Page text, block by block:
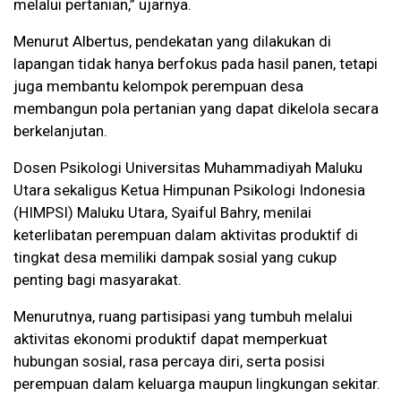
melalui pertanian,” ujarnya.
Menurut Albertus, pendekatan yang dilakukan di
lapangan tidak hanya berfokus pada hasil panen, tetapi
juga membantu kelompok perempuan desa
membangun pola pertanian yang dapat dikelola secara
berkelanjutan.
Dosen Psikologi Universitas Muhammadiyah Maluku
Utara sekaligus Ketua Himpunan Psikologi Indonesia
(HIMPSI) Maluku Utara, Syaiful Bahry, menilai
keterlibatan perempuan dalam aktivitas produktif di
tingkat desa memiliki dampak sosial yang cukup
penting bagi masyarakat.
Menurutnya, ruang partisipasi yang tumbuh melalui
aktivitas ekonomi produktif dapat memperkuat
hubungan sosial, rasa percaya diri, serta posisi
perempuan dalam keluarga maupun lingkungan sekitar.